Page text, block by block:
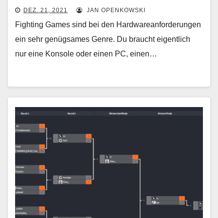
DEZ. 21, 2021 JAN OPENKOWSKI
Fighting Games sind bei den Hardwareanforderungen
ein sehr genügsames Genre. Du braucht eigentlich
nur eine Konsole oder einen PC, einen…